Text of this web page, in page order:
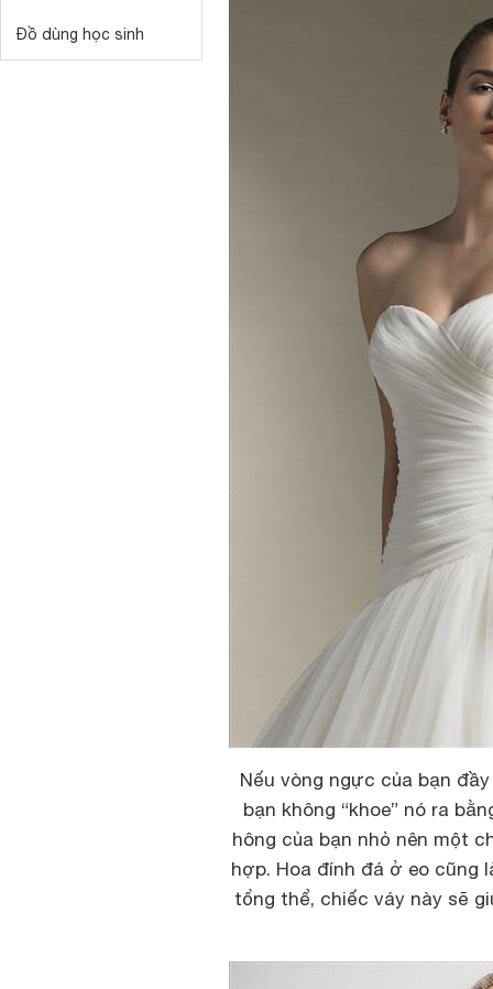
Đồ dùng học sinh
Nếu vòng ngực của bạn
bạn không “khoe” nó ra
hông của bạn nhỏ nên một
hợp. Hoa đính đá ở eo cũng
tổng thể, chiếc váy này sẽ